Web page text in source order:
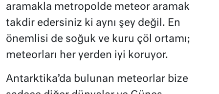
aramakla metropolde meteor aramak
takdir edersiniz ki aynı şey değil. En
önemlisi de soğuk ve kuru çöl ortamı;
meteorları her yerden iyi koruyor.
Antarktika’da bulunan meteorlar bize